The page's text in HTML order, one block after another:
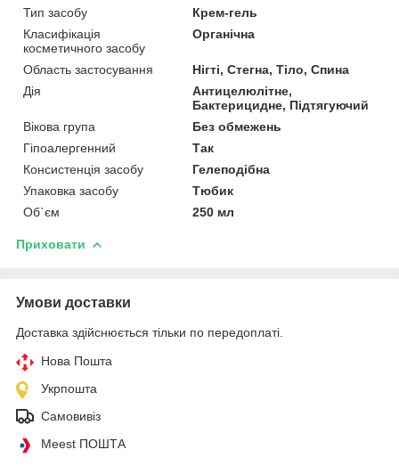
Тип засобу
Крем-гель
Класифікація
косметичного засобу
Органічна
Область застосування
Нігті, Стегна, Тіло, Спина
Дія
Антицелюлітне,
Бактерицидне, Підтягуючий
Вікова група
Без обмежень
Гіпоалергенний
Так
Консистенція засобу
Гелеподібна
Упаковка засобу
Тюбик
Об`єм
250 мл
Приховати
Умови доставки
Доставка здійснюється тільки по передоплаті.
Нова Пошта
Укрпошта
Самовивіз
Meest ПОШТА